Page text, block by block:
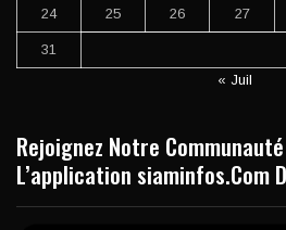
24 25 26 27
31
« Juil
Rejoignez Notre
L’application siaminfos.Com